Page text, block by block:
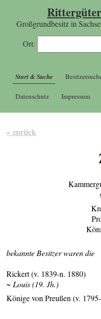
Großgrundbesitz in
Ort:
Start & Suche
Datenschutz Impressum
« zurück
bekannte Besitzer waren die
Rickert (v. 1839-n. 1880)
~ Louis (19. Jh.)
Könige von Preußen (v.